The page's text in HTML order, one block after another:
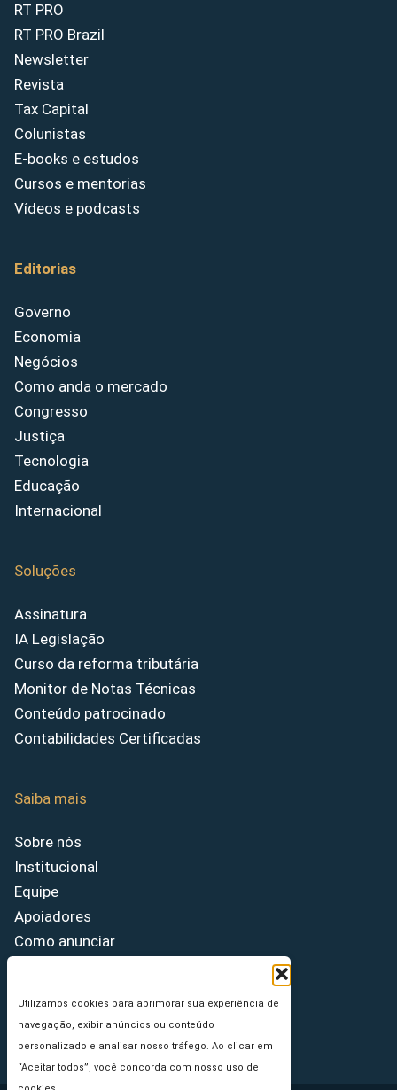
Utilizamos cookies para aprimorar sua experiência de
navegação, exibir anúncios ou conteúdo
personalizado e analisar nosso tráfego. Ao clicar em
“Aceitar todos”, você concorda com nosso uso de
RT PRO
RT PRO Brazil
Newsletter
Revista
Tax Capital
Colunistas
E-books e estudos
Cursos e mentorias
Vídeos e podcasts
Editorias
Governo
Economia
Negócios
Como anda o mercado
Congresso
Justiça
Tecnologia
Educação
Internacional
Soluções
Assinatura
IA Legislação
Curso da reforma tributária
Monitor de Notas Técnicas
Conteúdo patrocinado
Contabilidades Certificadas
Saiba mais
Sobre nós
Institucional
Equipe
Apoiadores
Como anunciar
Princípios Editoriais